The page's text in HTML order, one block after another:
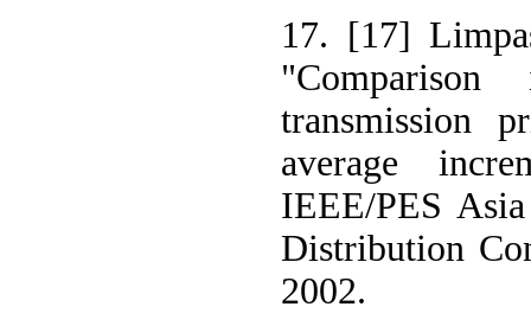
17. [17]
transmission
average
IEEE/PES
Distribution
2002.